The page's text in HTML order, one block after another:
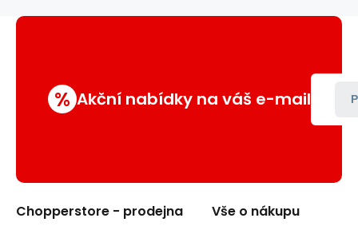
% Akční nabídky na váš e-mail
Chopperstore - prodejna Vše o nákupu